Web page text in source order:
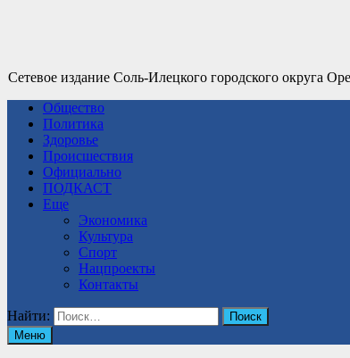
Сетевое издание Соль-Илецкого городского округа
Общество
Политика
Здоровье
Происшествия
Официально
ПОДКАСТ
Еще
Экономика
Культура
Спорт
Нацпроекты
Контакты
Найти:
Меню